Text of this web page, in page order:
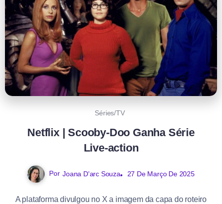
Séries/TV
Netflix | Scooby-Doo Ganha Série
Live-action
Por Joana D'arc Souza 27 De Março De 2025
A plataforma divulgou no X a imagem da capa do roteiro